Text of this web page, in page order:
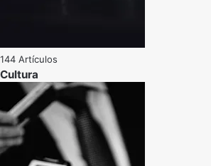
144 Artículos
Cultura